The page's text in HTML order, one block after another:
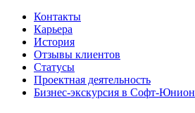
Контакты
Карьера
История
Отзывы клиентов
Статусы
Проектная деятельность
Бизнес-экскурсия в Софт-Юнион